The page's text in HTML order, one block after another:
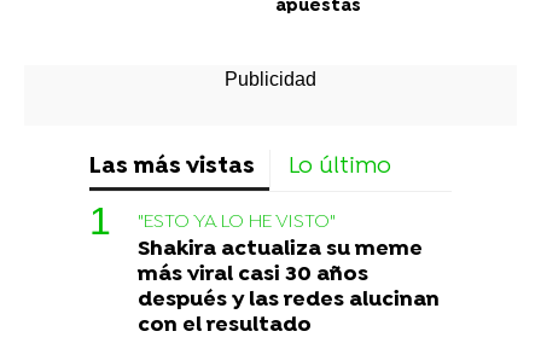
apuestas
Las más vistas Lo último
"ESTO YA LO HE VISTO"
Shakira actualiza su meme
más viral casi 30 años
después y las redes alucinan
con el resultado